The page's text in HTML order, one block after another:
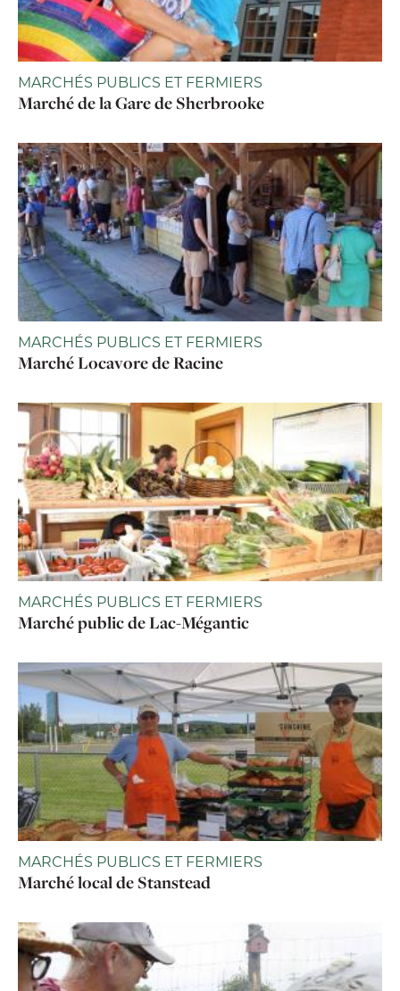
MARCHÉS PUBLICS ET FERMIERS
Marché de la Gare de Sherbrooke
MARCHÉS PUBLICS ET FERMIERS
Marché Locavore de Racine
MARCHÉS PUBLICS ET FERMIERS
Marché public de Lac-Mégantic
MARCHÉS PUBLICS ET FERMIERS
Marché local de Stanstead